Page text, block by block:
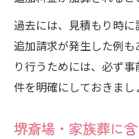
過去には、見積もり時
追加請求が発生した例
り行うためには、必ず
件を明確にしておきまし
堺斎場・家族葬に